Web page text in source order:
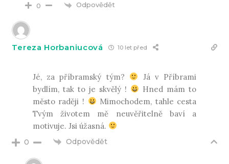
0 Odpovědět
Tereza Horbaniucová 10 let před
Jé, za příbramský tým?
Já v Příbrami
bydlím, tak to je skvělý !
Hned mám to
město raději !
Mimochodem, tahle cesta
Tvým životem mě neuvěřitelně baví a
motivuje. Jsi úžasná.
0 Odpovědět